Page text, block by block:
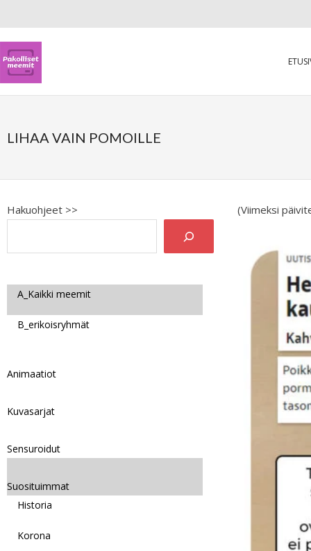
LIHAA VAIN POMOILLE
(Viimeksi
Hakuohjeet >>
A_Kaikki meemit
B_erikoisryhmät
Animaatiot
Kuvasarjat
Sensuroidut
Suosituimmat
Historia
Korona